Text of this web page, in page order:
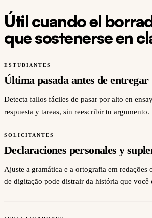
Útil cuando el
que sostenerse en
ESTUDIANTES
Última pasada antes de entregar
Detecta fallos fáciles de pasar por alto en
respuesta y tareas, sin reescribir tu argumento.
SOLICITANTES
Declaraciones personales y
Ajuste a gramática e a ortografia em redações
de digitação pode distrair da história que você